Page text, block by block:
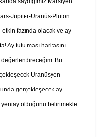
saydığımız Marsiyen
Jüpiter-Uranüs-Plüton
etkin fazında olacak ve ay
Ay tutulması haritasını
değerlendireceğim. Bu
Uranüsyen
gerçekleşecek ay
yeniay olduğunu belirtmekle